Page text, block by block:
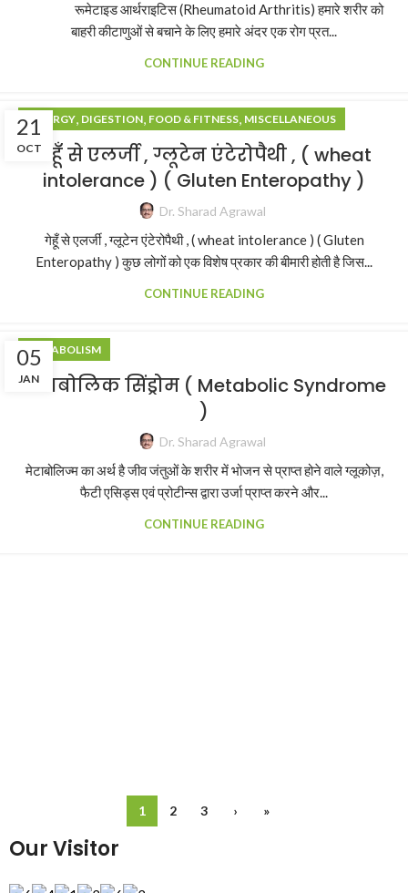
रूमेटाइड आर्थराइटिस (Rheumatoid Arthritis) हमारे शरीर को
बाहरी कीटाणुओं से बचाने के लिए हमारे अंदर एक रोग प्रत...
CONTINUE READING
21
OCT
ALLERGY, DIGESTION, FOOD & FITNESS, MISCELLANEOUS
गेहूँ से एलर्जी , ग्लूटेन एंटेरोपैथी , ( wheat
intolerance ) ( Gluten Enteropathy )
Dr. Sharad Agrawal
गेहूँ से एलर्जी , ग्लूटेन एंटेरोपैथी , ( wheat intolerance ) ( Gluten
Enteropathy ) कुछ लोगों को एक विशेष प्रकार की बीमारी होती है जिस...
CONTINUE READING
05
JAN
METABOLISM
मेटाबोलिक सिंड्रोम ( Metabolic Syndrome
)
Dr. Sharad Agrawal
मेटाबोलिज्म का अर्थ है जीव जंतुओं के शरीर में भोजन से प्राप्त होने वाले ग्लूकोज़,
फैटी एसिड्स एवं प्रोटीन्स द्वारा उर्जा प्राप्त करने और...
CONTINUE READING
1 2 3 › »
Our Visitor